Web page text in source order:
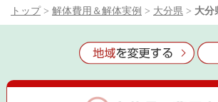
トップ > 解体費用＆解体実例 > 大分県 > 大分